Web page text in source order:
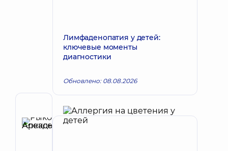
Автор
Рыков
Лимфаденопатия у детей:
ключевые моменты
диагностики
Обновлено: 08.08.2026